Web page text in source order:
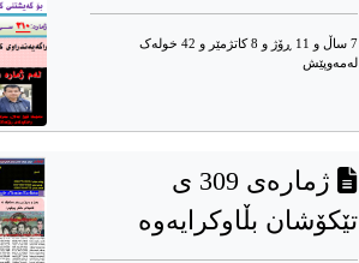
7 ساڵ و 11 ڕۆژ و 8 کاتژمێر و 42 خوله‌ک
له‌مه‌وپێش‌
ژمارەی 309 ی
تێکۆشان بڵاوکرایەوە